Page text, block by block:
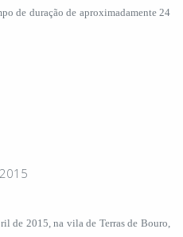
de duração de aproximadamente 24
de 2015, na vila de Terras de Bouro,